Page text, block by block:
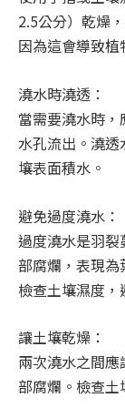
2.5公分）乾燥
因為這會導致植
澆水時澆透：
當需要澆水時
水孔流出。澆
壤表面積水。
避免過度澆水：
過度澆水是羽
部腐爛，表現
檢查土壤濕度，
讓土壤乾燥：
兩次澆水之間
部腐爛。檢查土